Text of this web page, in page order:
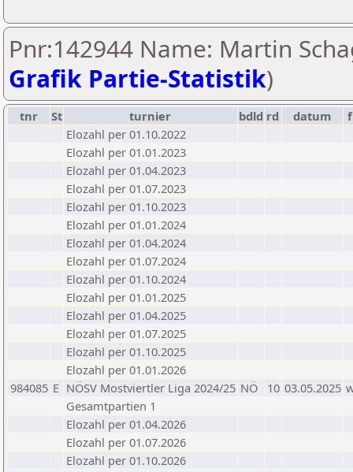
Pnr:142944 Name: Martin
Grafik Partie-Statistik)
tnr St turnier bdld rd datum
f
Elozahl per 01.10.2022
Elozahl per 01.01.2023
Elozahl per 01.04.2023
Elozahl per 01.07.2023
Elozahl per 01.10.2023
Elozahl per 01.01.2024
Elozahl per 01.04.2024
Elozahl per 01.07.2024
Elozahl per 01.10.2024
Elozahl per 01.01.2025
Elozahl per 01.04.2025
Elozahl per 01.07.2025
Elozahl per 01.10.2025
Elozahl per 01.01.2026
984085 E NÖSV Mostviertler Liga 2024/25 NÖ 10 03.05.2025
Gesamtpartien 1
Elozahl per 01.04.2026
Elozahl per 01.07.2026
Elozahl per 01.10.2026